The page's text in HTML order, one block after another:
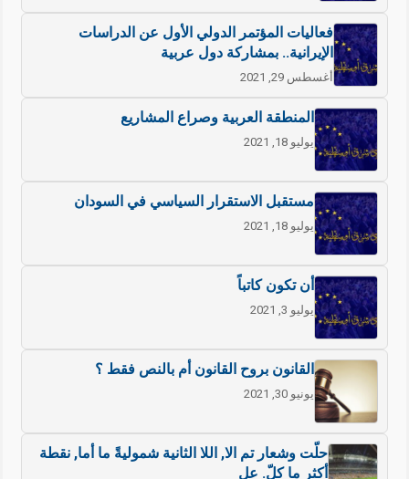
فعاليات المؤتمر الدولي الأول عن الدراسات
الإيرانية.. بمشاركة دول عربية
أغسطس 29, 2021
المنطقة العربية وصراع المشاريع
يوليو 18, 2021
مستقبل الاستقرار السياسي في السودان
يوليو 18, 2021
أن تكون كاتباً
يوليو 3, 2021
القانون بروح القانون أم بالنص فقط ؟
يونيو 30, 2021
حلّت وشعار تم الا, اللا الثانية شموليةً ما أما, نقطة
أكثر ما كلّ. عل